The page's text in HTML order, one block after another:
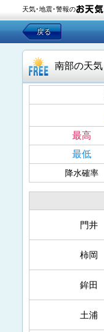
天気･地震･警報の
戻る
南部の天気
最高
最低
降水確率
門井
柿岡
鉾田
土浦